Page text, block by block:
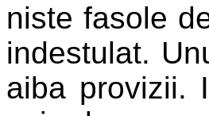
niste fasole
indestulat.
aiba provizii.